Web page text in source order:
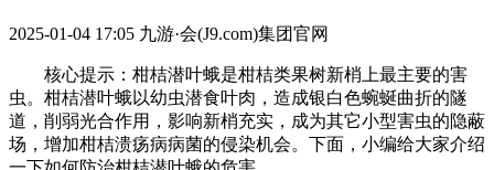
2025-01-04 17:05 九游·会(J9.com)集团官网
核心提示：柑桔潜叶蛾是柑桔类果树新梢上最主要的害
虫。柑桔潜叶蛾以幼虫潜食叶肉，造成银白色蜿蜒曲折的隧
道，削弱光合作用，影响新梢充实，成为其它小型害虫的隐蔽
场，增加柑桔溃疡病病菌的侵染机会。下面，小编给大家介绍